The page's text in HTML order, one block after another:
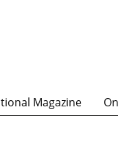
Magazine